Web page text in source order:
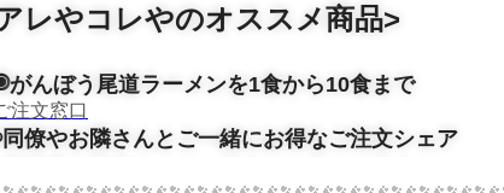
レやコレやのオススメ商品>
がんぼう尾道ラーメンを1食から10食まで
注文窓口
僚やお隣さんとご一緒にお得なご注文シェア